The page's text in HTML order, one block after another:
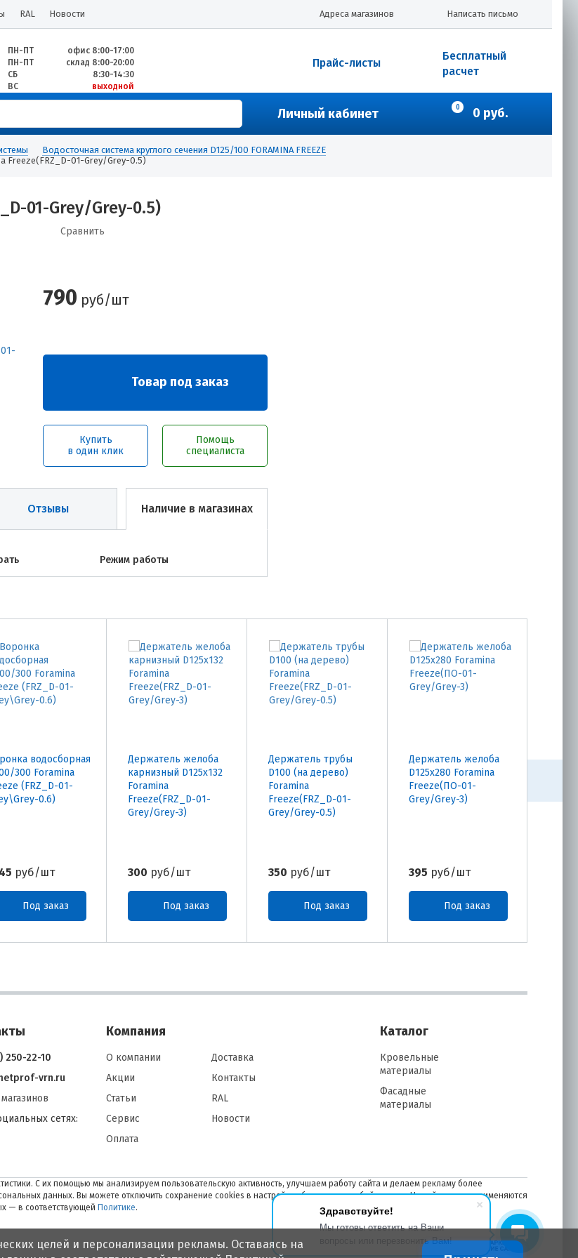
Здравствуйте!
Мы готовы ответить на Ваши
вопросы или перезвонить Вам!
RAL Новости Написать письмо
Адреса магазинов
ПН-ПТ
офис 8:00-17:00
ПН-ПТ
склад 8:00-20:00
СБ
8:30-14:30
ВС
выходной
Бесплатный
расчет
Прайс-листы
Личный кабинет 0 0 руб.
Водосточная система круглого сечения D125/100 FОRAMINA FREEZE
Freeze(FRZ_D-01-Grey/Grey-0.5)
01-Grey/Grey-0.5)
Сравнить
790 руб/шт
Товар под заказ
Купить
в один клик
Помощь
специалиста
Отзывы Наличие в магазинах
Режим работы
водосборная
300 Foramina
(FRZ_D-01-
0.6)
руб/шт
Под заказ
Держатель желоба
карнизный D125х132
Foramina
Freeze(FRZ_D-01-
Grey/Grey-3)
300 руб/шт
Под заказ
Держатель трубы
D100 (на дерево)
Foramina
Freeze(FRZ_D-01-
Grey/Grey-0.5)
350 руб/шт
Под заказ
Держатель желоба
D125х280 Foramina
Freeze(ПО-01-
Grey/Grey-3)
395 руб/шт
Под заказ
Grey/
250-22-10
vrn.ru
сетях:
Компания
О компании
Акции
Статьи
Сервис
Оплата
Доставка
Контакты
RAL
Новости
Каталог
Кровельные
материалы
Фасадные
материалы
С их помощью мы анализируем пользовательскую активность, улучшаем работу сайта и делаем рекламу более
данных. Вы можете отключить сохранение cookies в настройках браузера в любой момент. На сайте также применяются
— в соответствующей Политике.
целей и персонализации рекламы. Оставаясь на